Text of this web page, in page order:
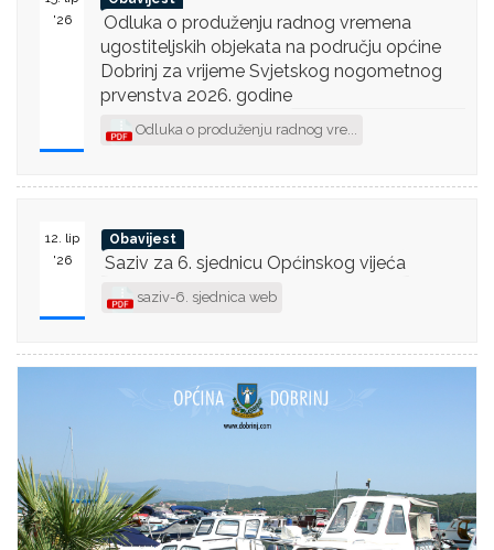
'26
Odluka o produženju radnog vremena
ugostiteljskih objekata na području općine
Dobrinj za vrijeme Svjetskog nogometnog
prvenstva 2026. godine
Odluka o produženju radnog vre...
12. lip
'26
Obavijest
Saziv za 6. sjednicu Općinskog vijeća
saziv-6. sjednica web